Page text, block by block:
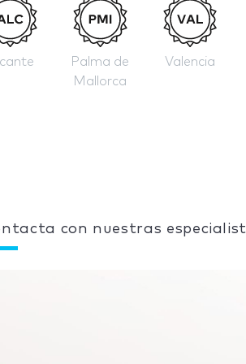
Palma de
Mallorca
Valencia
con nuestras